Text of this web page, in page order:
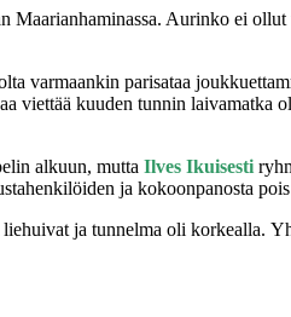
Aurinko ei
varmaankin parisataa
viettää kuuden tunnin laivamatka
alkuun, mutta Ilves Ikuisesti
ja kokoonpanosta
ja tunnelma oli korkealla.